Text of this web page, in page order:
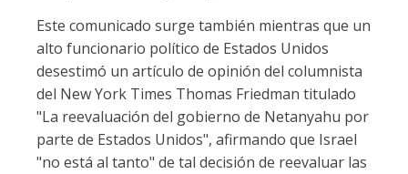
Este comunicado surge también mientras que un
alto funcionario político de Estados Unidos
desestimó un artículo de opinión del columnista
del New York Times Thomas Friedman titulado
"La reevaluación del gobierno de Netanyahu por
parte de Estados Unidos", afirmando que Israel
"no está al tanto" de tal decisión de reevaluar las